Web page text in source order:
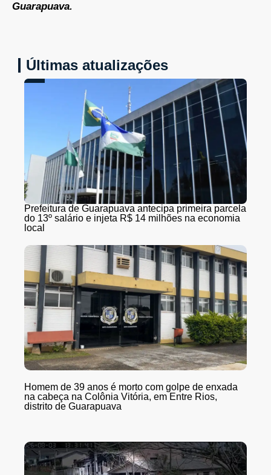
Guarapuava.
Últimas atualizações
Prefeitura de Guarapuava antecipa primeira parcela
do 13º salário e injeta R$ 14 milhões na economia
local
Homem de 39 anos é morto com golpe de enxada
na cabeça na Colônia Vitória, em Entre Rios,
distrito de Guarapuava